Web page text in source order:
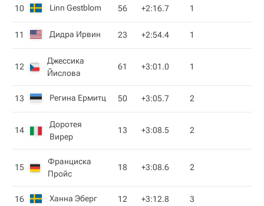
10 Linn Gestblom 56 +2:16.7 1
11 Дидра Ирвин 23 +2:54.4 1
12
Джессика
Йислова
61 +3:01.0 1
13 Регина Ермитц 50 +3:05.7 2
14
Доротея
Вирер
13 +3:08.5 2
15
Франциска
Пройс
18 +3:08.6 2
16 Ханна Эберг 12 +3:12.8 3